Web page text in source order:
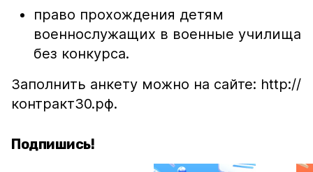
право прохождения детям
военнослужащих в военные училища
без конкурса.
Заполнить анкету можно на сайте: http://
контракт30.рф.
Подпишись!